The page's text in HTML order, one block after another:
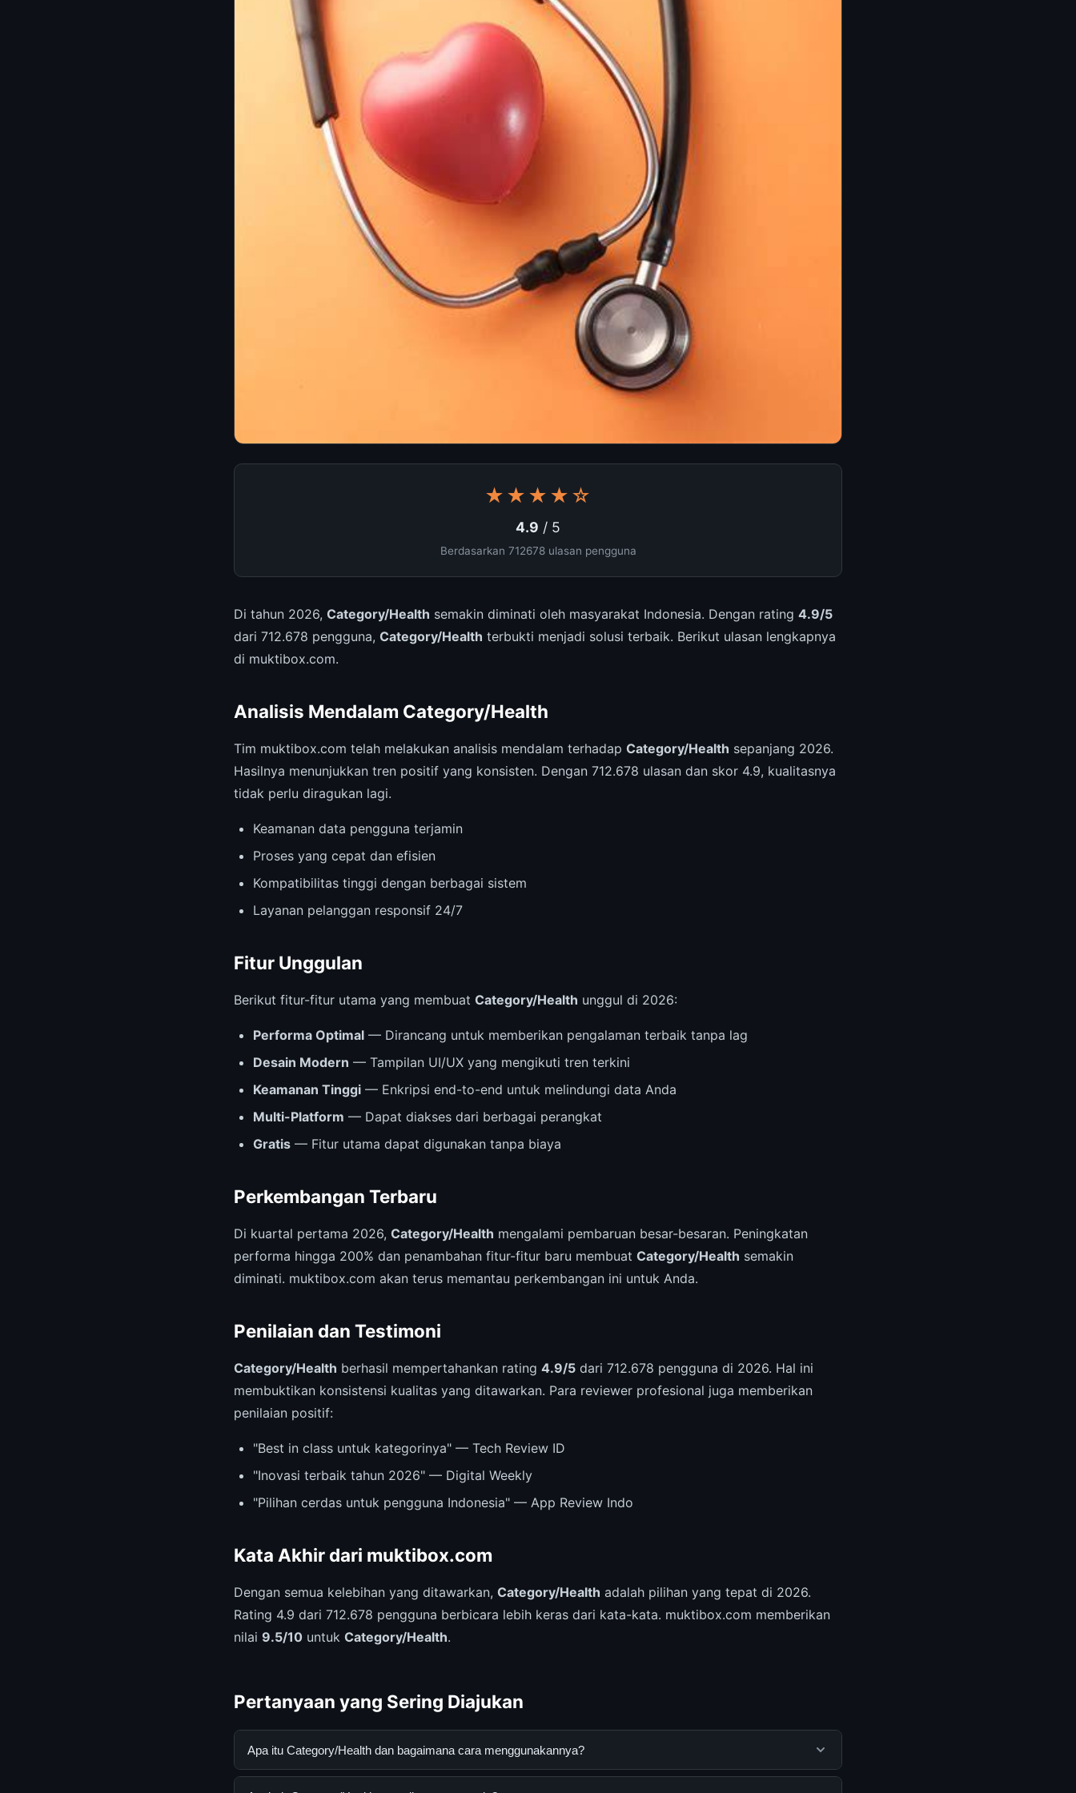
★★★★☆
4.9 / 5
Berdasarkan 712678 ulasan pengguna
Di tahun 2026, Category/Health semakin diminati oleh masyarakat Indonesia. Dengan rating 4.9/5
dari 712.678 pengguna, Category/Health terbukti menjadi solusi terbaik. Berikut ulasan lengkapnya
di muktibox.com.
Analisis Mendalam Category/Health
Tim muktibox.com telah melakukan analisis mendalam terhadap Category/Health sepanjang 2026.
Hasilnya menunjukkan tren positif yang konsisten. Dengan 712.678 ulasan dan skor 4.9, kualitasnya
tidak perlu diragukan lagi.
Keamanan data pengguna terjamin
Proses yang cepat dan efisien
Kompatibilitas tinggi dengan berbagai sistem
Layanan pelanggan responsif 24/7
Fitur Unggulan
Berikut fitur-fitur utama yang membuat Category/Health unggul di 2026:
Performa Optimal — Dirancang untuk memberikan pengalaman terbaik tanpa lag
Desain Modern — Tampilan UI/UX yang mengikuti tren terkini
Keamanan Tinggi — Enkripsi end-to-end untuk melindungi data Anda
Multi-Platform — Dapat diakses dari berbagai perangkat
Gratis — Fitur utama dapat digunakan tanpa biaya
Perkembangan Terbaru
Di kuartal pertama 2026, Category/Health mengalami pembaruan besar-besaran. Peningkatan
performa hingga 200% dan penambahan fitur-fitur baru membuat Category/Health semakin
diminati. muktibox.com akan terus memantau perkembangan ini untuk Anda.
Penilaian dan Testimoni
Category/Health berhasil mempertahankan rating 4.9/5 dari 712.678 pengguna di 2026. Hal ini
membuktikan konsistensi kualitas yang ditawarkan. Para reviewer profesional juga memberikan
penilaian positif:
"Best in class untuk kategorinya" — Tech Review ID
"Inovasi terbaik tahun 2026" — Digital Weekly
"Pilihan cerdas untuk pengguna Indonesia" — App Review Indo
Kata Akhir dari muktibox.com
Dengan semua kelebihan yang ditawarkan, Category/Health adalah pilihan yang tepat di 2026.
Rating 4.9 dari 712.678 pengguna berbicara lebih keras dari kata-kata. muktibox.com memberikan
nilai 9.5/10 untuk Category/Health.
Pertanyaan yang Sering Diajukan
Apa itu Category/Health dan bagaimana cara menggunakannya?
Category/Health adalah layanan digital yang dirancang untuk membantu pengguna mendapatkan informasi